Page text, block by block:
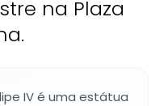
na Plaza
IV é uma estátua